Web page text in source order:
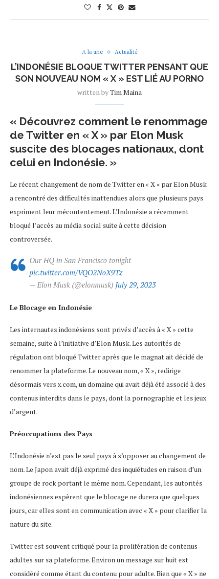
A la une Actualité
L’INDONÉSIE BLOQUE TWITTER PENSANT QUE
SON NOUVEAU NOM « X » EST LIÉ AU PORNO
written byTim Maina
« Découvrez comment le renommage
de Twitter en « X » par Elon Musk
suscite des blocages nationaux, dont
celui en Indonésie. »
Le récent changement de nom de Twitter en « X » par Elon Musk
a rencontré des difficultés inattendues alors que plusieurs pays
expriment leur mécontentement. L’Indonésie a récemment
bloqué l’accès au média social suite à cette décision
controversée.
Our HQ in San Francisco tonight
pic.twitter.com/VQO2NoX9Tz
— Elon Musk (@elonmusk) July 29, 2023
Le Blocage en Indonésie
Les internautes indonésiens sont privés d’accès à « X » cette
semaine, suite à l’initiative d’Elon Musk. Les autorités de
régulation ont bloqué Twitter après que le magnat ait décidé de
renommer la plateforme. Le nouveau nom, « X », redirige
désormais vers x.com, un domaine qui avait déjà été associé à des
contenus interdits dans le pays, dont la pornographie et les jeux
d’argent.
Préoccupations des Pays
L’Indonésie n’est pas le seul pays à s’opposer au changement de
nom. Le Japon avait déjà exprimé des inquiétudes en raison d’un
groupe de rock portant le même nom. Cependant, les autorités
indonésiennes espèrent que le blocage ne durera que quelques
jours, car elles sont en communication avec « X » pour clarifier la
nature du site.
Twitter est souvent critiqué pour la prolifération de contenus
adultes sur sa plateforme. Environ un message sur huit est
considéré comme étant du contenu pour adulte. Bien que « X » ne